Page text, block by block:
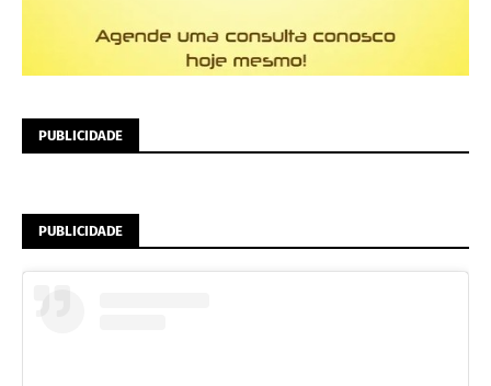
PUBLICIDADE
PUBLICIDADE